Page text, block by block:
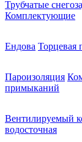
Трубчатые
Комплектующие
Ендова Торцевая
Пароизоляция
примыканий
Вентилируемый
водосточная